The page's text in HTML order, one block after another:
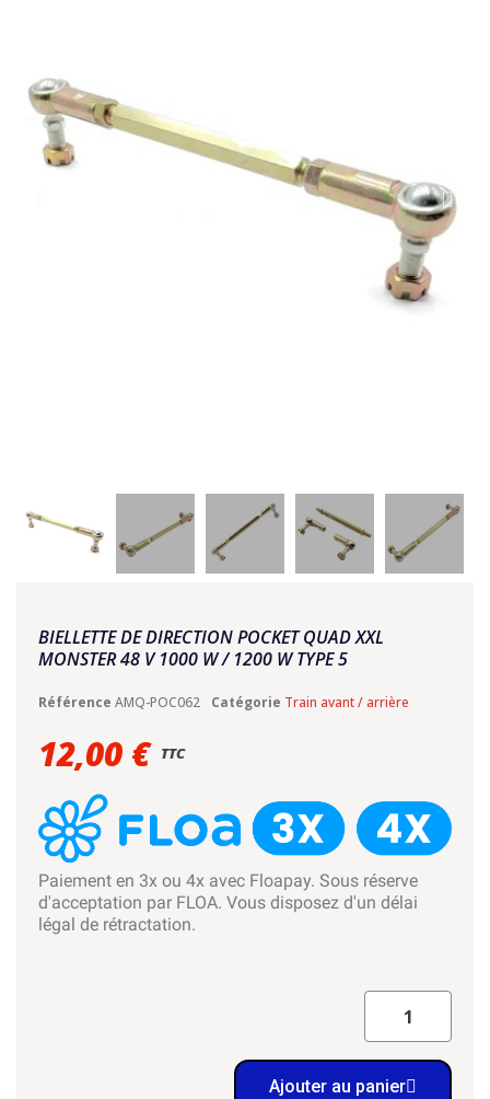
BIELLETTE DE DIRECTION POCKET QUAD XXL
MONSTER 48 V 1000 W / 1200 W TYPE 5
Référence AMQ-POC062 Catégorie Train avant / arrière
12,00 € TTC
Paiement en 3x ou 4x avec Floapay. Sous réserve
d'acceptation par FLOA. Vous disposez d'un délai
légal de rétractation.
Ajouter au panier